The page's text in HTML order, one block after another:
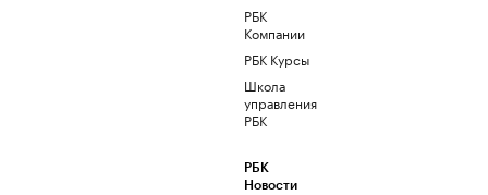
РБК
Компании
РБК Курсы
Школа
управления
РБК
РБК
Новости